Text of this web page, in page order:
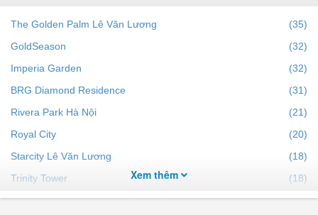
The Golden Palm Lê Văn Lương
(35)
GoldSeason
(32)
Imperia Garden
(32)
BRG Diamond Residence
(31)
Rivera Park Hà Nội
(21)
Royal City
(20)
Starcity Lê Văn Lương
(18)
Trinity Tower
(18)
Diamond Flower Tower
(17)
Xem thêm